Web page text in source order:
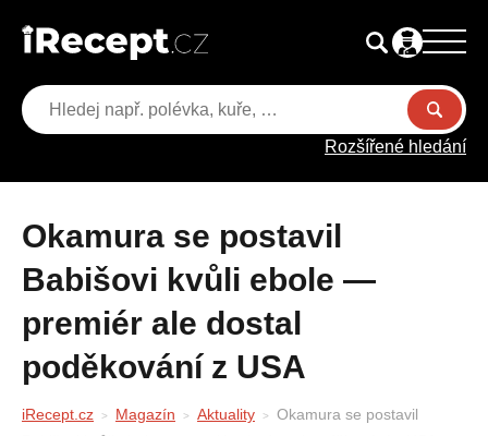
Rozšířené hledání
Okamura se postavil
Babišovi kvůli ebole —
premiér ale dostal
poděkování z USA
iRecept.cz Magazín Aktuality
Okamura se postavil